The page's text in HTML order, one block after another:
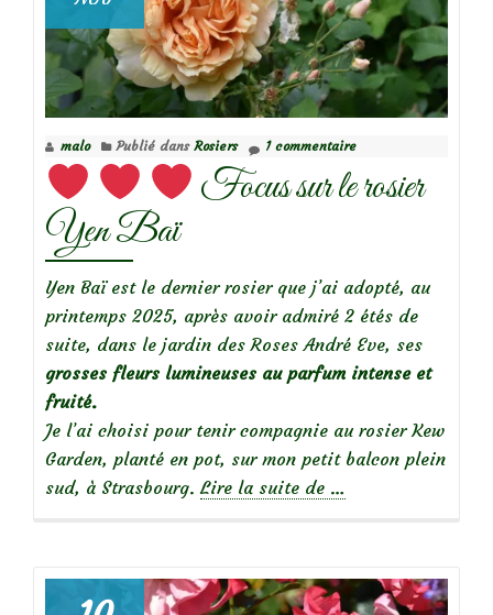
malo Publié dans Rosiers 1 commentaire
Focus sur le rosier
Yen Baï
Yen Baï est le dernier rosier que j’ai adopté, au
printemps 2025, après avoir admiré 2 étés de
suite, dans le jardin des Roses André Eve, ses
grosses fleurs lumineuses au parfum intense et
fruité.
Je l’ai choisi pour tenir compagnie au rosier Kew
Garden, planté en pot, sur mon petit balcon plein
sud, à Strasbourg. Lire la suite de …